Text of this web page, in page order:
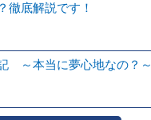
徹底解説です！
～本当に夢心地なの？～